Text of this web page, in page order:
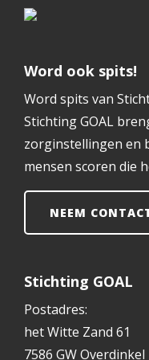
Word ook spits!
Word spits van
Stichting GOAL
zorginstellingen en
mensen scoren die
NEEM
Stichting GOAL
Postadres:
het Witte Zand 61
7586 GW Overdinkel